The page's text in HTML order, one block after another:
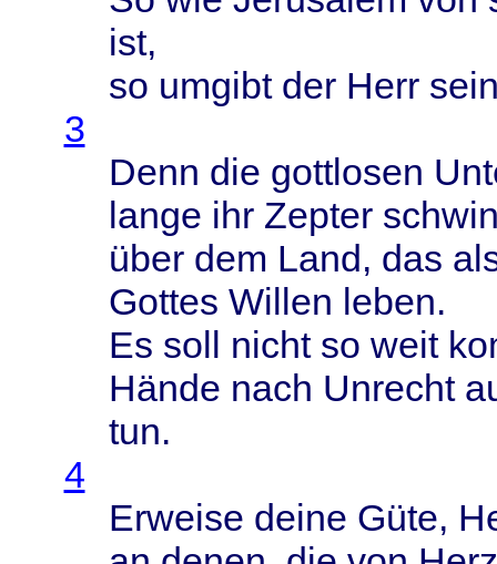
ist,
so umgibtder Herr
3
Denn die gottlosen
lange ihr Zepter
überdem Land, das
Gottes Willen leben.
Es soll nichtso weit
Hände nach Unrecht
tun.
4
Erweise deine Güte,